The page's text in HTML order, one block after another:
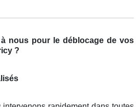
nous pour le déblocage de vos
?